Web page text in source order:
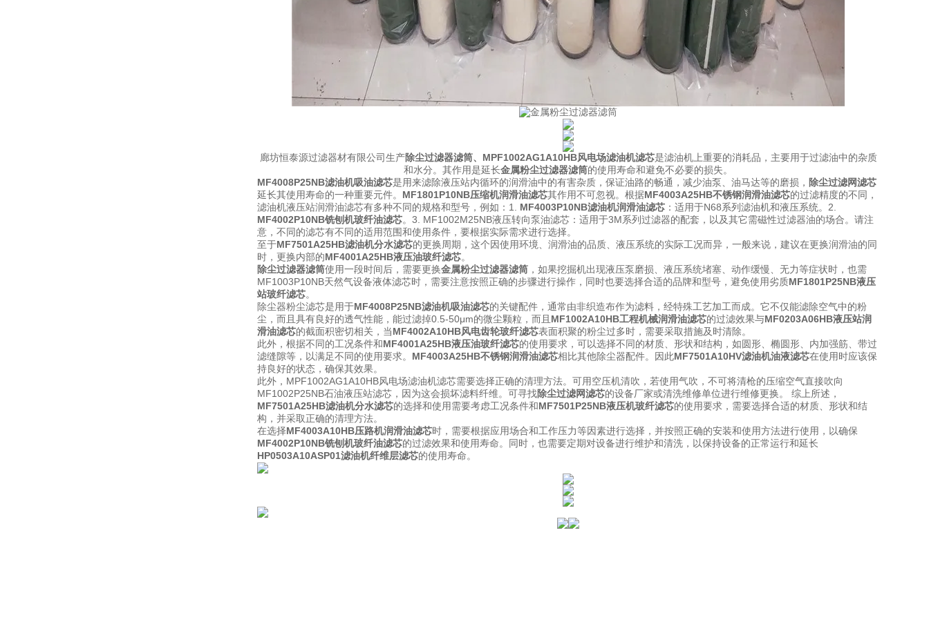
廊坊恒泰源过滤器材有限公司生产除尘过滤器滤筒、 MPF1002AG1A10HB风电场滤油机滤芯是滤油机上重要的消耗品，主要用于过滤油中的杂质
和水分。其作用是延长金属粉尘过滤器滤筒的使用寿命和避免不必要的损失。
MF4008P25NB滤油机吸油滤芯是用来滤除液压站内循环的润滑油中的有害杂质，保证油路的畅通，减少油泵 、油马达等的磨损， 除尘过滤网滤芯
延长其使用寿命的一种重要元件。 MF1801P10NB压缩机润滑油滤芯其作用不可忽视。 根据MF4003A25HB不锈钢润滑油滤芯的过滤精度的不同，
滤油机液压站润滑油滤芯有多种不同的规格和型号，例如： 1. MF4003P10NB滤油机润滑油滤芯 ：适用于N68系列滤油机和液压系统。 2.
MF4002P10NB铣刨机玻纤油滤芯。 3. MF1002M25NB液压转向泵油滤芯：适用于3M系列过滤器的配套，以及其它需磁性过滤器油的场合。 请注
意，不同的滤芯有不同的适用范围和使用条件，要根据实际需求进行选择。
至于MF7501A25HB滤油机分水滤芯的更换周期，这个因使用环境、润滑油的品质、液压系统的实际工况而异 ，一般来说，建议在更换润滑油的同
时，更换内部的MF4001A25HB液压油玻纤滤芯。
除尘过滤器滤筒使用一段时间后，需要更换金属粉尘过滤器滤筒 ，如果挖掘机出现液压泵磨损、液压系统堵塞、动作缓慢、无力等症状时，也需
MF1003P10NB天然气设备液体滤芯时，需要注意按照正确的步骤进行操作，同时也要选择合适的品牌和型号，避免使用劣质MF1801P25NB液压
站玻纤滤芯。
除尘器粉尘滤芯是用于MF4008P25NB滤油机吸油滤芯的关键配件，通常由非织造布作为滤料，经特殊工艺加工而成。它不仅能滤除空气中的粉
尘，而且具有良好的透气性能，能过滤掉0.5-50μm的微尘颗粒，而且 MF1002A10HB工程机械润滑油滤芯的过滤效果与MF0203A06HB液压站润
滑油滤芯的截面积密切相关，当MF4002A10HB风电齿轮玻纤滤芯表面积聚的粉尘过多时，需要采取措施及时清除。
此外，根据不同的工况条件和MF4001A25HB液压油玻纤滤芯的使用要求，可以选择不同的材质、形状和结构，如圆形、椭圆形、内加强筋、带过
滤缝隙等，以满足不同的使用要求。 MF4003A25HB不锈钢润滑油滤芯相比其他除尘器配件。因此MF7501A10HV滤油机油液滤芯在使用时应该保
持良好的状态，确保其效果。
此外，MPF1002AG1A10HB风电场滤油机滤芯需要选择正确的清理方法。可用空压机清吹，若使用气吹，不可将清枪的压缩空气直接吹向
MF1002P25NB石油液压站滤芯，因为这会损坏滤料纤维。可寻找除尘过滤网滤芯的设备厂家或清洗维修单位进行维修更换。 综上所述，
MF7501A25HB滤油机分水滤芯的选择和使用需要考虑工况条件和MF7501P25NB液压机玻纤滤芯的使用要求，需要选择合适的材质、形状和结
构，并采取正确的清理方法。
在选择MF4003A10HB压路机润滑油滤芯时，需要根据应用场合和工作压力等因素进行选择，并按照正确的安装和使用方法进行使用，以确保
MF4002P10NB铣刨机玻纤油滤芯的过滤效果和使用寿命。同时，也需要定期对设备进行维护和清洗，以保持设备的正常运行和延长
HP0503A10ASP01滤油机纤维层滤芯的使用寿命。